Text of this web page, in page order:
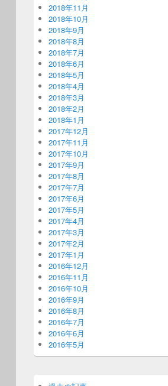
2018年11月
2018年10月
2018年9月
2018年8月
2018年7月
2018年6月
2018年5月
2018年4月
2018年3月
2018年2月
2018年1月
2017年12月
2017年11月
2017年10月
2017年9月
2017年8月
2017年7月
2017年6月
2017年5月
2017年4月
2017年3月
2017年2月
2017年1月
2016年12月
2016年11月
2016年10月
2016年9月
2016年8月
2016年7月
2016年6月
2016年5月